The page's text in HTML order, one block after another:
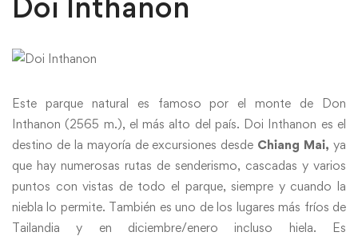
Este parque natural es famoso por el monte de Don
Inthanon (2565 m.), el más alto del país. Doi Inthanon es el
destino de la mayoría de excursiones desde Chiang Mai, ya
que hay numerosas rutas de senderismo, cascadas y varios
puntos con vistas de todo el parque, siempre y cuando la
niebla lo permite. También es uno de los lugares más fríos de
Tailandia y en diciembre/enero incluso hiela. Es